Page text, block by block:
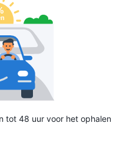
tot 48 uur voor het ophalen